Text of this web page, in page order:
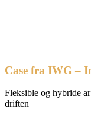
Case fra IWG –
Fleksible og hybride
driften